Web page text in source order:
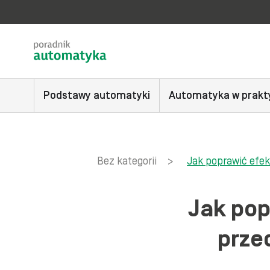
Podstawy automatyki Automatyka w
Bez kategorii > Jak poprawić
Jak